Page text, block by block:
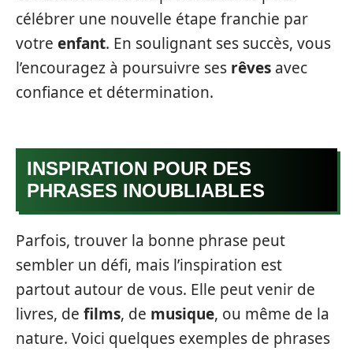
célébrer une nouvelle étape franchie par
votre enfant. En soulignant ses succès, vous
l’encouragez à poursuivre ses rêves avec
confiance et détermination.
INSPIRATION POUR DES
PHRASES INOUBLIABLES
Parfois, trouver la bonne phrase peut
sembler un défi, mais l’inspiration est
partout autour de vous. Elle peut venir de
livres, de films, de musique, ou même de la
nature. Voici quelques exemples de phrases